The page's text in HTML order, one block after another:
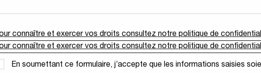
*
connaître et exercer vos droits consultez notre politique de
connaître et exercer vos droits consultez notre politique de
En soumettant ce formulaire, j’accepte que les informations saisies